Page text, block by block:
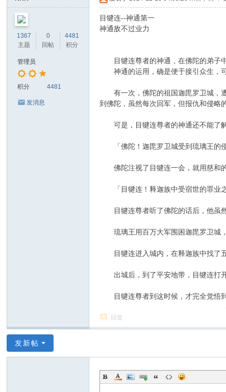
1367
主题
0
回帖
4481
积分
管理员
积分 4481
发消息
目犍连--神通第一
神通敌不过业力
目犍连尊者的神通，在佛陀的弟子中
神通的运用，确是便于接引众生，可
有一次，佛陀的祖国迦毘罗卫城，遭
到佛陀，虽然每次回军，但报仇和侵略
可是，目犍连尊者的神通还不能了解
「佛陀！迦毘罗卫城受到琉璃王的侵
佛陀注视了目犍连一会，就用慈和的
「目犍连！释迦族中受宿世的罪业之
目犍连尊者听了佛陀的话后，他虽然
琉璃王用百万大军围困迦毘罗卫城，
目犍连进入城内，在释迦族中找了五
出城后，到了平安地带，目犍连打开
目犍连尊者到这时候，才完全觉悟到
回复
发新帖